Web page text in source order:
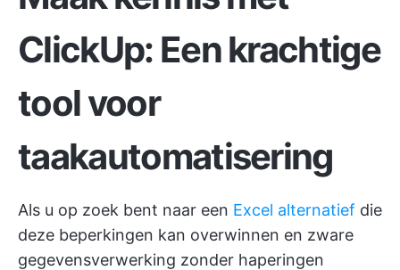
ClickUp: Een krachtige
tool voor
taakautomatisering
Als u op zoek bent naar een Excel alternatief die
deze beperkingen kan overwinnen en zware
gegevensverwerking zonder haperingen